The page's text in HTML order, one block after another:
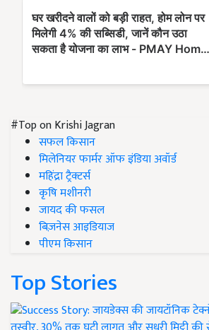
#Top on Krishi Jagran
सफल किसान
मिलेनियर फार्मर ऑफ इंडिया अवॉर्ड
महिंद्रा ट्रैक्टर्स
कृषि मशीनरी
जायद की फसल
बिज़नेस आइडियाज
पीएम किसान
Top Stories